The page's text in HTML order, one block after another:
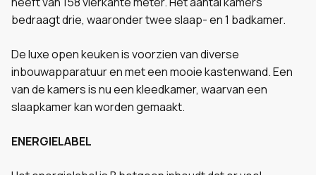
bedraagt drie, waaronder twee slaap- en 1 badkamer.
De luxe open keuken is voorzien van diverse
inbouwapparatuur en met een mooie kastenwand. Een
van de kamers is nu een kleedkamer, waarvan een
slaapkamer kan worden gemaakt.
ENERGIELABEL